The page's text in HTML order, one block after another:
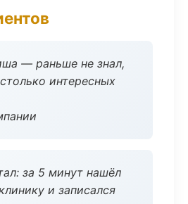
— раньше не знал,
интересных
за 5 минут нашёл
и записался